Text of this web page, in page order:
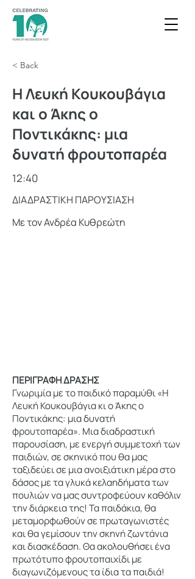
< Back
Η Λευκή Κουκουβάγια
και ο Άκης ο
Ποντικάκης: μια
δυνατή φρουτοπαρέα
12:40
ΔΙΑΔΡΑΣΤΙΚΗ ΠΑΡΟΥΣΙΑΣΗ
Με τον Ανδρέα Κυθρεώτη
ΠΕΡΙΓΡΑΦΗ ΔΡΑΣΗΣ
Γνωριμία με το παιδικό παραμύθι «Η
Λευκή Κουκουβάγια κι ο Άκης ο
Ποντικάκης: μια δυνατή
φρουτοπαρέα». Μια διαδραστική
παρουσίαση, με ενεργή συμμετοχή των
παιδιών, σε σκηνικό που θα μας
ταξιδεύει σε μια ανοιξιάτικη μέρα στο
δάσος με τα γλυκά κελαηδήματα των
πουλιών να μας συντροφεύουν καθόλιν
την διάρκεια της! Τα παιδάκια, θα
μεταμορφωθούν σε πρωταγωνιστές
και θα γεμίσουν την σκηνή ζωντάνια
και διασκέδαση. Θα ακολουθήσει ένα
πρωτότυπο φρουτοπαιχίδι με
διαγωνιζόμενους τα ίδια τα παιδιά!